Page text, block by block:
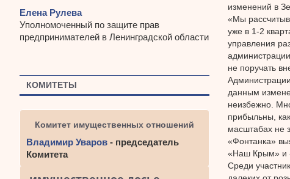
изменений в
«Мы
уже в 1-2
управления
не поручать
данным
неизбежно.
прибыльны,
масштабах не
«Фонтанка»
«Наш Крым» и
Среди
Елена Рулева
Уполномоченный по защите прав
предпринимателей в Ленинградской области
КОМИТЕТЫ
Комитет имущественных отношений
Владимир Уваров - председатель
Комитета